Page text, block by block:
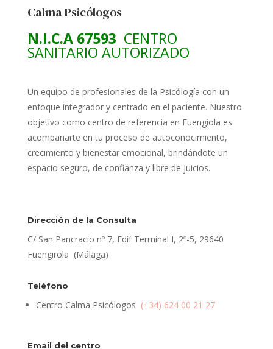
Calma Psicólogos
N.I.C.A 67593 CENTRO
SANITARIO AUTORIZADO
Un equipo de profesionales de la Psicólogía con un
enfoque integrador y centrado en el paciente. Nuestro
objetivo como centro de referencia en Fuengiola es
acompañarte en tu proceso de autoconocimiento,
crecimiento y bienestar emocional, brindándote un
espacio seguro, de confianza y libre de juicios.
Dirección de la Consulta
C/ San Pancracio nº 7, Edif Terminal I, 2º-5, 29640
Fuengirola (Málaga)
Teléfono
Centro Calma Psicólogos (+34) 624 00 21 27
Email del centro